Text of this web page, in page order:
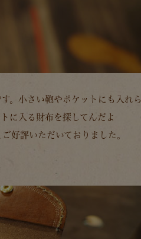
。小さい鞄やポケットにも入れら
に入る財布を探してんだよ
好評いただいておりました。